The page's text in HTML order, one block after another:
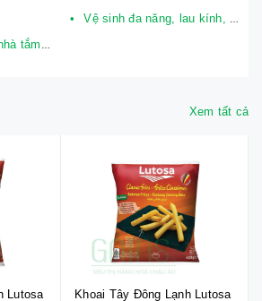
Vệ sinh đa năng, lau kính, lau sàn
toilet
Xem tất cả
Lutosa Khoai Tây Đông Lạnh Lutosa